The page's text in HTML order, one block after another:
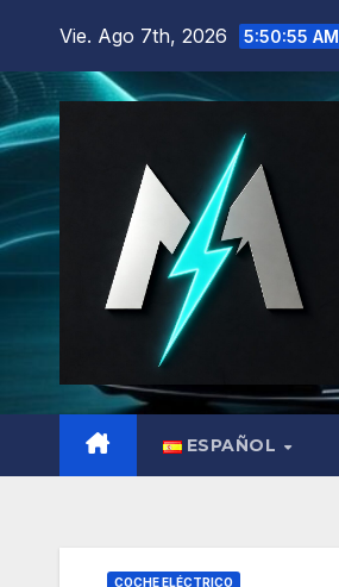
contenido
Vie. Ago 7th, 2026 5:50:56 AM
ESPAÑOL
COCHE ELÉCTRICO